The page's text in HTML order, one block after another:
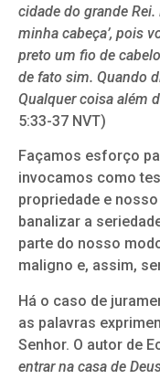
cidade do grande
minha cabeça’, pois
preto um fio de
de fato sim. Quando
Qualquer coisa além
5:33-37 NVT)
Façamos esforço
invocamos como
propriedade e
banalizar a
parte do nosso
maligno e, assim,
Há o caso de
as palavras
Senhor. O autor de
entrar na casa de